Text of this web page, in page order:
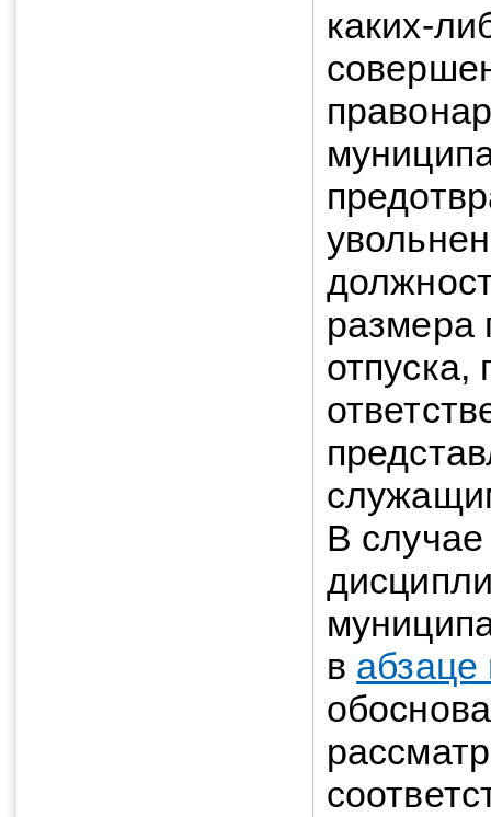
каких-
размера
отпуска,
В
в